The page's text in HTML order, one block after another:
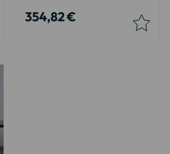
354,82 €